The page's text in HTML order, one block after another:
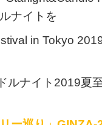
ナイトを
in Tokyo
ルナイト2019夏